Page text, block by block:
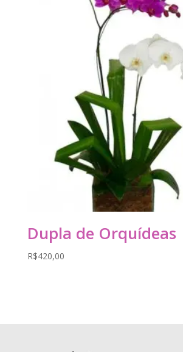
Dupla de Orquídeas
R$420,00